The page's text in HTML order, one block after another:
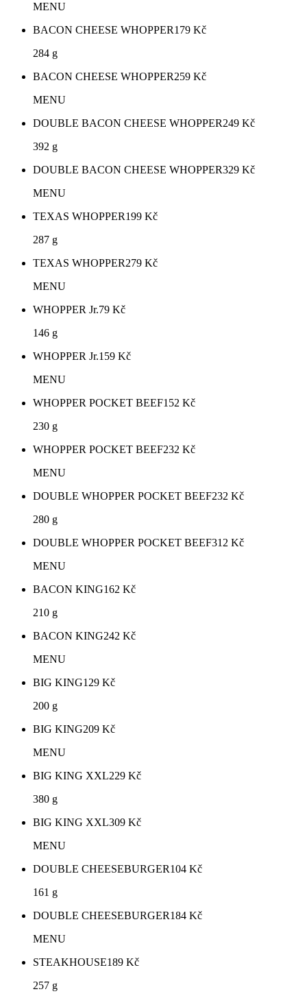
MENU
BACON CHEESE WHOPPER179 Kč
284 g
BACON CHEESE WHOPPER259 Kč
MENU
DOUBLE BACON CHEESE WHOPPER249 Kč
392 g
DOUBLE BACON CHEESE WHOPPER329 Kč
MENU
TEXAS WHOPPER199 Kč
287 g
TEXAS WHOPPER279 Kč
MENU
WHOPPER Jr.79 Kč
146 g
WHOPPER Jr.159 Kč
MENU
WHOPPER POCKET BEEF152 Kč
230 g
WHOPPER POCKET BEEF232 Kč
MENU
DOUBLE WHOPPER POCKET BEEF232 Kč
280 g
DOUBLE WHOPPER POCKET BEEF312 Kč
MENU
BACON KING162 Kč
210 g
BACON KING242 Kč
MENU
BIG KING129 Kč
200 g
BIG KING209 Kč
MENU
BIG KING XXL229 Kč
380 g
BIG KING XXL309 Kč
MENU
DOUBLE CHEESEBURGER104 Kč
161 g
DOUBLE CHEESEBURGER184 Kč
MENU
STEAKHOUSE189 Kč
257 g